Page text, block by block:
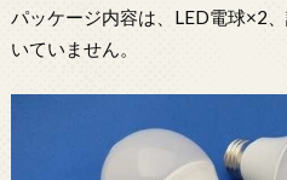
パッケージ内容は、LED電球×2
いていません。